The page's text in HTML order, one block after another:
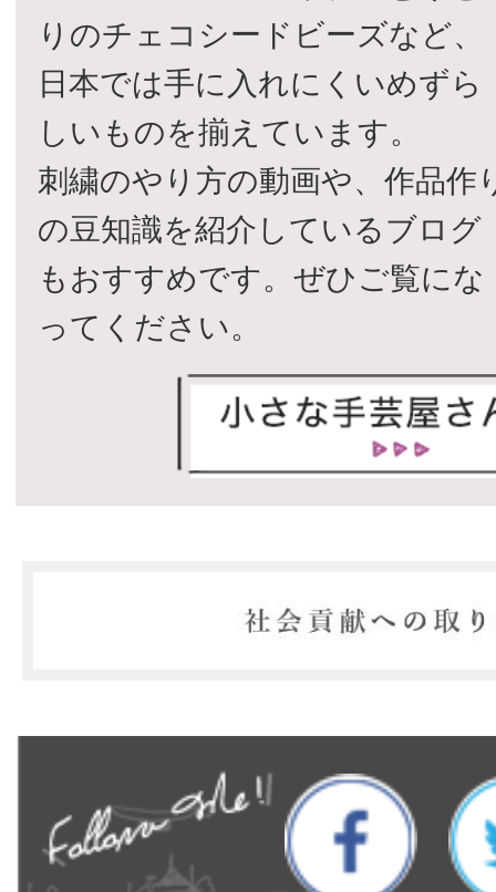
りのチェコシードビーズなど、
日本では手に入れにくいめずら
しいものを揃えています。
刺繍のやり方の動画や、作品作
の豆知識を紹介しているブログ
もおすすめです。ぜひご覧にな
ってください。